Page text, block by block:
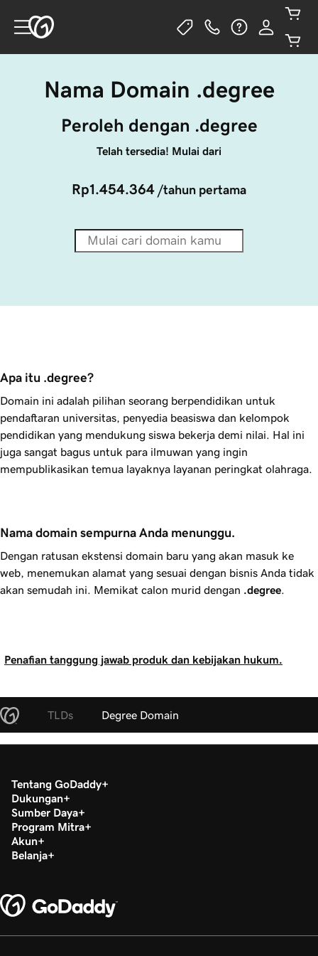
Nama Domain .degree
Peroleh dengan .degree
Telah tersedia! Mulai dari
Rp1.454.364 /tahun pertama
Apa itu .degree?
Domain ini adalah pilihan seorang berpendidikan untuk
pendaftaran universitas, penyedia beasiswa dan kelompok
pendidikan yang mendukung siswa bekerja demi nilai. Hal ini
juga sangat bagus untuk para ilmuwan yang ingin
mempublikasikan temua layaknya layanan peringkat olahraga.
Nama domain sempurna Anda menunggu.
Dengan ratusan ekstensi domain baru yang akan masuk ke
web, menemukan alamat yang sesuai dengan bisnis Anda tidak
akan semudah ini. Memikat calon murid dengan .degree
Penafian tanggung jawab produk dan kebijakan hukum.
TLDs Degree Domain
Tentang GoDaddy
Dukungan
Sumber Daya
Program Mitra
Akun
Belanja